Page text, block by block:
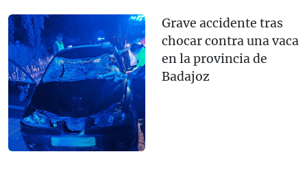
Grave accidente tras
chocar contra una vaca
en la provincia de
Badajoz